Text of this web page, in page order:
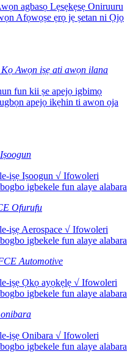
agbasọ Lẹsẹkẹsẹ Oniruuru
Afọwọṣe ẹrọ jẹ ṣetan ni Ọjọ
Awọn iṣẹ ati awọn ilana
fun kii ṣe apejọ igbimọ
apejọ ikẹhin ti awọn ọja
iṣẹ Iṣoogun √ Ifowoleri
igbekele fun alaye alabara
Ofurufu
iṣẹ Aerospace √ Ifowoleri
igbekele fun alaye alabara
Automotive
iṣẹ Ọkọ ayọkẹlẹ √ Ifowoleri
igbekele fun alaye alabara
iṣẹ Onibara √ Ifowoleri
igbekele fun alaye alabara